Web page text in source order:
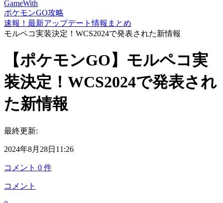
GameWith
ポケモンGO攻略
速報！最新アップデート情報まとめ
モルペコ実装決定！WCS2024で発表された新情報
【ポケモンGO】モルペコ実
装決定！WCS2024で発表され
た新情報
最終更新:
2024年8月28日11:26
コメント 0 件
コメント